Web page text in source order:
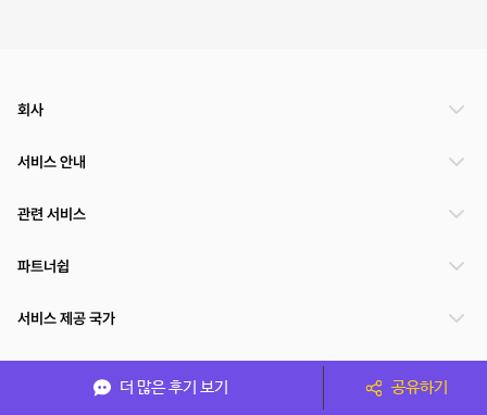
더 많은 후기 보기 공유하기
회사
서비스 안내
관련 서비스
파트너쉽
서비스 제공 국가
(주)NSPACE 사업자정보